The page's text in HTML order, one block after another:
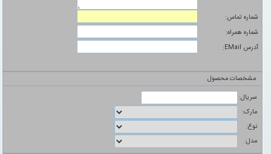
شماره تماس:
شماره همراه:
آدرس EMail:
مشخصات محصول
سریال:
مارک:
نوع:
مدل: